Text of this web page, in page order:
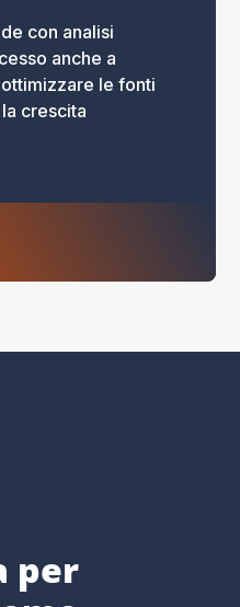
con analisi
anche a
le fonti
crescita
per